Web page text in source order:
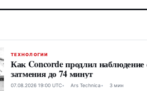
ТЕХНОЛОГИИ
Как Concorde продлил наблюдение
затмения до 74 минут
07.08.2026 19:00 UTC Ars Technica 3 мин